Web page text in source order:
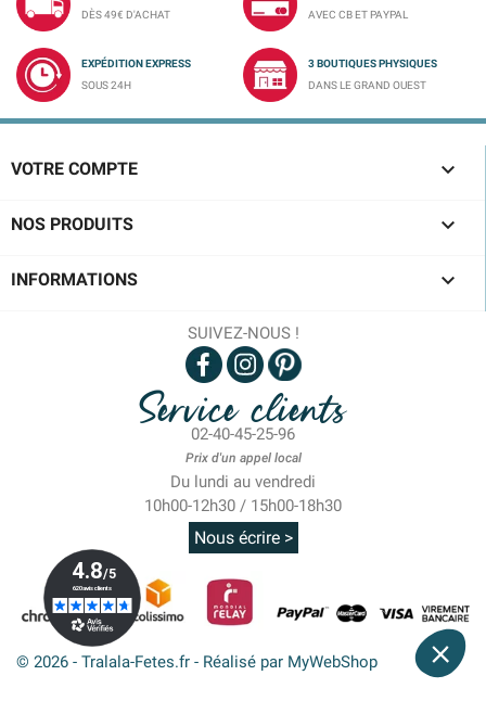
DÈS 49€ D'ACHAT
AVEC CB ET PAYPAL
EXPÉDITION EXPRESS
SOUS 24H
3 BOUTIQUES PHYSIQUES
DANS LE GRAND OUEST
VOTRE COMPTE 
NOS PRODUITS 
INFORMATIONS 
SUIVEZ-NOUS !
Service clients
02-40-45-25-96
Prix d'un appel local
Du lundi au vendredi
10h00-12h30 / 15h00-18h30
Nous écrire >
© 2026 - Tralala-Fetes.fr - Réalisé par MyWebShop